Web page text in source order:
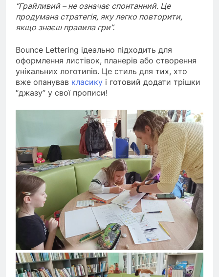
“Грайливий – не означає спонтанний. Це
продумана стратегія, яку легко повторити,
якщо знаєш правила гри”.
Bounce Lettering ідеально підходить для
оформлення листівок, планерів або створення
унікальних логотипів. Це стиль для тих, хто
вже опанував класику і готовий додати трішки
“джазу” у свої прописи!